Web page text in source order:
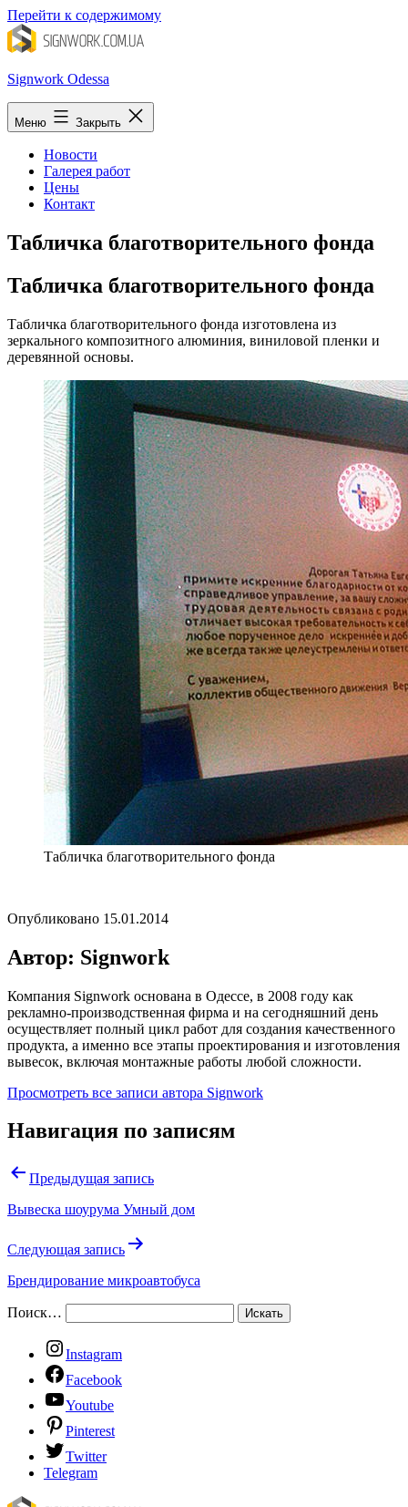
Перейти к содержимому
Signwork Odessa
Меню Закрыть
Новости
Галерея работ
Цены
Контакт
Табличка благотворительного фонда
Табличка благотворительного фонда
Табличка благотворительного фонда изготовлена из
зеркального композитного алюминия, виниловой пленки и
деревянной основы.
Табличка благотворительного фонда
Опубликовано 15.01.2014
Автор: Signwork
Компания Signwork основана в Одессе, в 2008 году как
рекламно-производственная фирма и на сегодняшний день
осуществляет полный цикл работ для создания качественного
продукта, а именно все этапы проектирования и изготовления
вывесок, включая монтажные работы любой сложности.
Просмотреть все записи автора Signwork
Навигация по записям
Предыдущая запись
Вывеска шоурума Умный дом
Следующая запись
Брендирование микроавтобуса
Поиск…
Instagram
Facebook
Youtube
Pinterest
Twitter
Telegram